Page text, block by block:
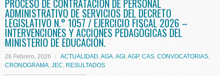
PROCESO DE CONTRATACIÓN DE PERSONAL
ADMINISTRATIVO DE SERVICIOS DEL DECRETO
LEGISLATIVO N.° 1057 / EJERCICIO FISCAL 2026 –
INTERVENCIONES Y ACCIONES PEDAGÓGICAS DEL
MINISTERIO DE EDUCACIÓN.
26 Febrero, 2026 ACTUALIDAD,AGA,AGI ,AGP, CAS, CONVOCATORIAS,
CRONOGRAMA, JEC, RESULTADOS